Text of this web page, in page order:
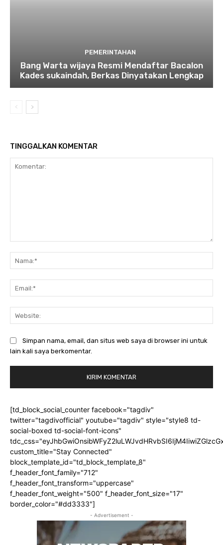
PEMERINTAHAN
Bang Warta wijaya Resmi Mendaftar Bacalon
Kades sukaindah, Berkas Dinyatakan Lengkap
TINGGALKAN KOMENTAR
Simpan nama, email, dan situs web saya di browser ini untuk
lain kali saya berkomentar.
[td_block_social_counter facebook="tagdiv"
twitter="tagdivofficial" youtube="tagdiv" style="style8 td-
social-boxed td-social-font-icons"
custom_title="Stay Connected"
block_template_id="td_block_template_8"
f_header_font_family="712"
f_header_font_transform="uppercase"
f_header_font_weight="500" f_header_font_size="17"
border_color="#dd3333"]
- Advertisement -